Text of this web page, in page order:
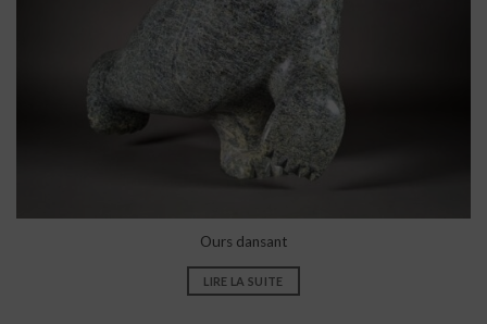
Ours dansant
LIRE LA SUITE